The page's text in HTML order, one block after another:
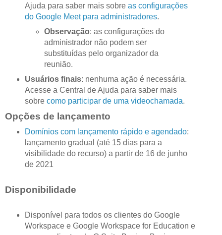
Ajuda para saber mais sobre as configurações
do Google Meet para administradores.
Observação: as configurações do
administrador não podem ser
substituídas pelo organizador da
reunião.
Usuários finais: nenhuma ação é necessária.
Acesse a Central de Ajuda para saber mais
sobre como participar de uma videochamada.
Opções de lançamento
Domínios com lançamento rápido e agendado:
lançamento gradual (até 15 dias para a
visibilidade do recurso) a partir de 16 de junho
de 2021
Disponibilidade
Disponível para todos os clientes do Google
Workspace e Google Workspace for Education e